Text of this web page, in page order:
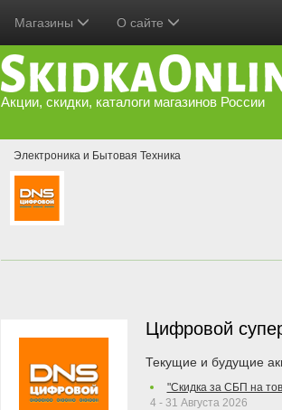
Магазины О сайте
Акции, скидки, каталоги магазинов России
Электроника и Бытовая Техника
Цифровой
Текущие и будущие
"Скидка за СБП на
4 - 31 Августа 2026